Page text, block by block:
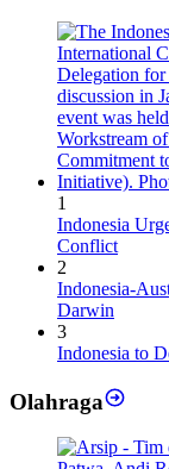
1
Indonesia
Conflict
2
Indonesia-
Darwin
3
Indonesia to
Olahraga